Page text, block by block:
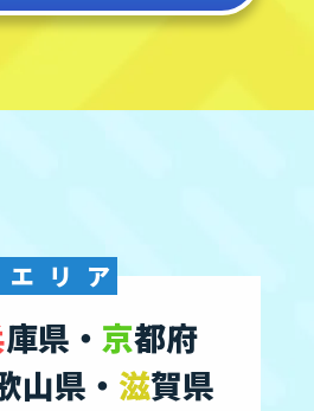
エ リ ア
庫県・ 京都府
山県・ 滋賀県